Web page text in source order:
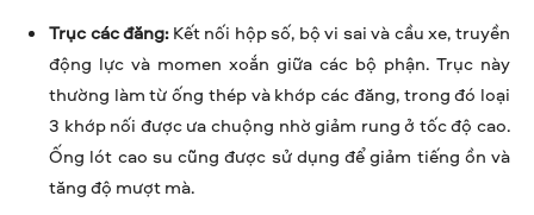
Trục các đăng:Kết nối hộp số, bộ vi sai và cầu xe, truyền
động lực và momen xoắn giữa các bộ phận. Trục này
thường làm từ ống thép và khớp các đăng, trong đó loại
3 khớp nối được ưa chuộng nhờ giảm rung ở tốc độ cao.
Ống lót cao su cũng được sử dụng để giảm tiếng ồn và
tăng độ mượt mà.